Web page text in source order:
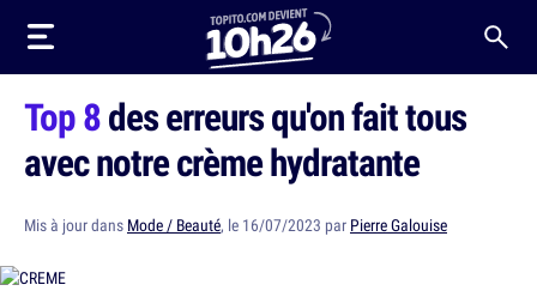
Top 8des erreurs qu'on fait tous
avec notre crème hydratante
Mis à jour dans Mode / Beauté, le 16/07/2023 par Pierre Galouise